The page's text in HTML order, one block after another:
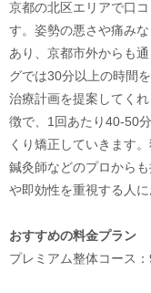
京都の北区エリアで口
す。姿勢の悪さや痛み
あり、京都市外からも
グでは30分以上の時間
治療計画を提案してく
徴で、1回あたり40-50
くり矯正していきます
鍼灸師などのプロから
や即効性を重視する人に
おすすめの料金プラン
プレミアム整体コース